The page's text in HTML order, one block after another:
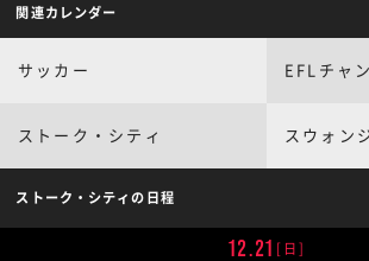
関連カレンダー
サッカー EFLチャ
ストーク・シティ スウォン
ストーク・シティの日程
12.21 [日]